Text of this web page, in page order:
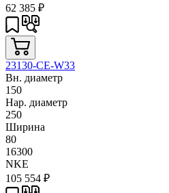
62 385 ₽
23130-CE-W33
Вн. диаметр
150
Нар. диаметр
250
Ширина
80
16300
NKE
105 554 ₽